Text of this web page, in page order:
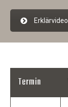
Erklärvideo
Termin